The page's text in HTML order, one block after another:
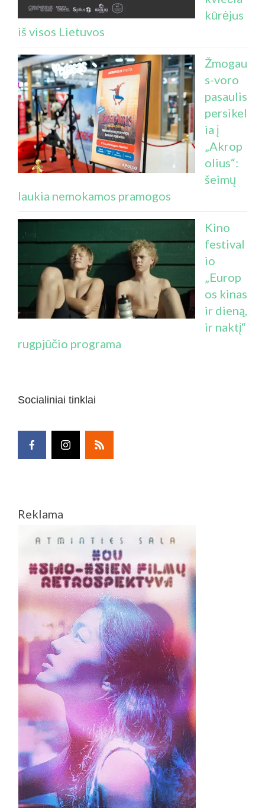
kūrėjus
iš visos Lietuvos
Žmogau
s-voro
pasaulis
persikel
ia į
„Akrop
olius“:
šeimų
laukia nemokamos pramogos
Kino
festival
io
„Europ
os kinas
ir dieną,
ir naktį“
rugpjūčio programa
Socialiniai tinklai
Reklama